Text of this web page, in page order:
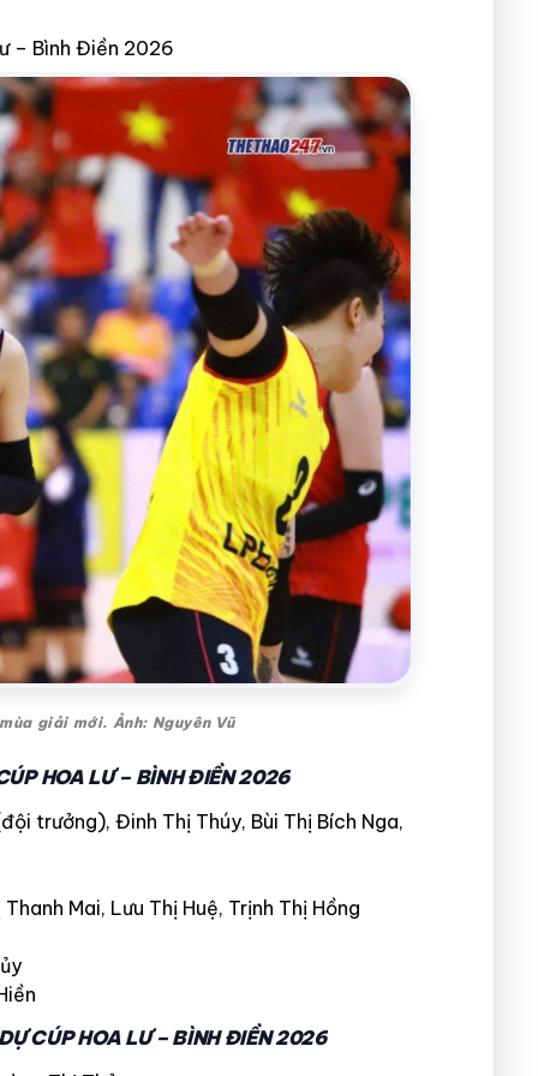
– Bình Điền 2026
giải mới. Ảnh: Nguyên Vũ
HOA LƯ – BÌNH ĐIỀN 2026
trưởng), Đinh Thị Thúy, Bùi Thị Bích Nga,
Mai, Lưu Thị Huệ, Trịnh Thị Hồng
CÚP HOA LƯ – BÌNH ĐIỀN 2026